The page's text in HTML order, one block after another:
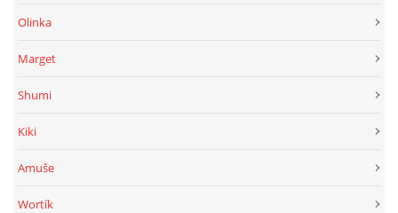
Olinka
Marget
Shumi
Kiki
Amuše
Wortík